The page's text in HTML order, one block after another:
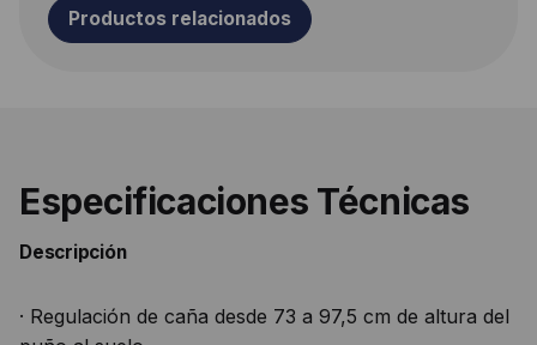
Productos relacionados
Especificaciones Técnicas
Descripción
· Regulación de caña desde 73 a 97,5 cm de altura del